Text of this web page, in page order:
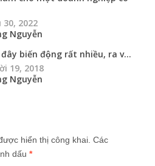
2022
Nguyễn
biến động rất nhiều, ra v...
19, 2018
Nguyễn
hiển thị công khai. Các
dấu *